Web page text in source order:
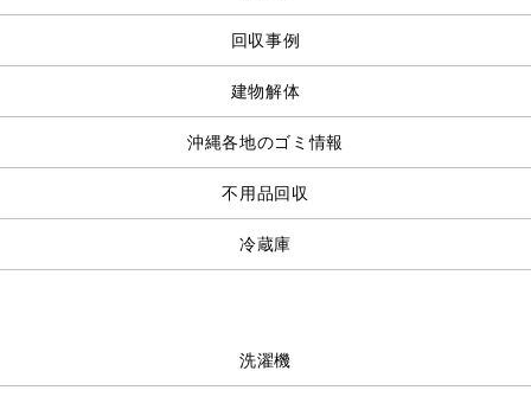
回収事例
建物解体
沖縄各地のゴミ情報
不用品回収
冷蔵庫
洗濯機